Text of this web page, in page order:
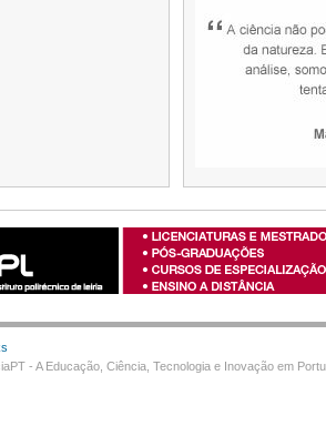
- A Educação, Ciência, Tecnologia e Inovação em